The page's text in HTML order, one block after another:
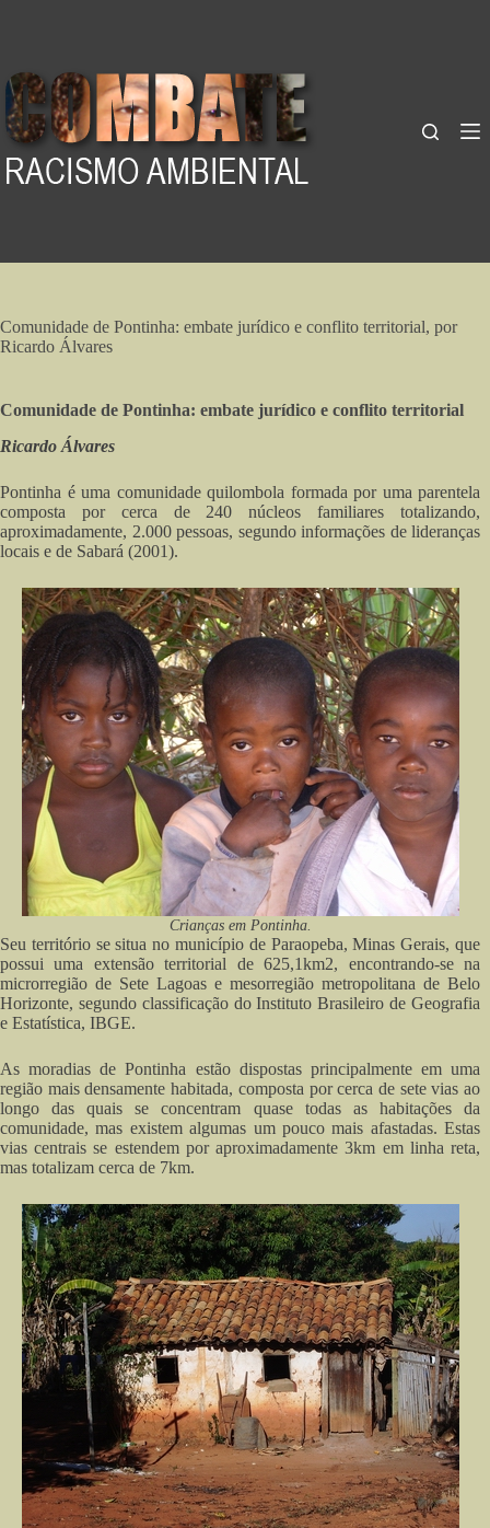
Comunidade de Pontinha: embate jurídico e conflito territorial, por
Ricardo Álvares
Comunidade de Pontinha: embate jurídico e conflito territorial
Ricardo Álvares
Pontinha é uma comunidade quilombola formada por uma parentela
composta por cerca de 240 núcleos familiares totalizando,
aproximadamente, 2.000 pessoas, segundo informações de lideranças
locais e de Sabará (2001).
Crianças em Pontinha.
Seu território se situa no município de Paraopeba, Minas Gerais, que
possui uma extensão territorial de 625,1km2, encontrando-se na
microrregião de Sete Lagoas e mesorregião metropolitana de Belo
Horizonte, segundo classificação do Instituto Brasileiro de Geografia
e Estatística, IBGE.
As moradias de Pontinha estão dispostas principalmente em uma
região mais densamente habitada, composta por cerca de sete vias ao
longo das quais se concentram quase todas as habitações da
comunidade, mas existem algumas um pouco mais afastadas. Estas
vias centrais se estendem por aproximadamente 3km em linha reta,
mas totalizam cerca de 7km.